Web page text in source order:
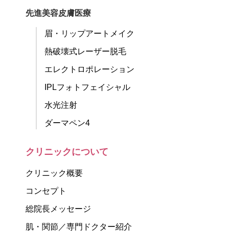
先進美容皮膚医療
眉・リップアートメイク
熱破壊式レーザー脱毛
エレクトロポレーション
IPLフォトフェイシャル
水光注射
ダーマペン4
クリニックについて
クリニック概要
コンセプト
総院長メッセージ
肌・関節／専門ドクター紹介